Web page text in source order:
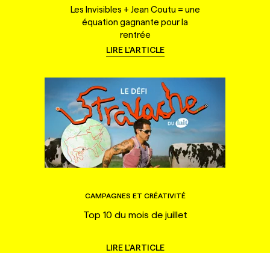
Les Invisibles + Jean Coutu = une
équation gagnante pour la
rentrée
LIRE L'ARTICLE
CAMPAGNES ET CRÉATIVITÉ
Top 10 du mois de juillet
LIRE L'ARTICLE